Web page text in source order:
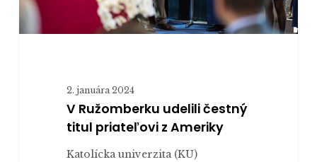
2. januára 2024
V Ružomberku udelili čestný
titul priateľovi z Ameriky
Katolícka univerzita (KU)